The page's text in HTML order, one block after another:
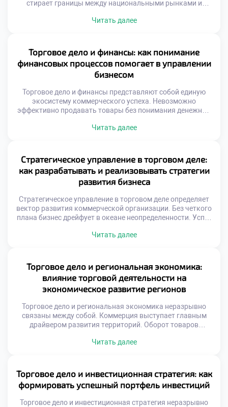
стирает границы между национальными рынками и
обязаны мыслить категориями международного обмена и
связей является обязательным условием
профессионализма. Международные цепочки поставок
связывают производителей и потребителей разных
континентов. […]
Читать далее
Торговое дело и финансы: как понимание
финансовых процессов помогает в управлении
бизнесом
Торговое дело и финансы представляют собой единую
экосистему коммерческого успеха. Невозможно
эффективно продавать товары без понимания денежных
для управленческих решений. Прибыль является лишь
Финансовая грамотность превращает интуицию в точный
расчет. Специальность готовит специалистов с
комплексным видением системы. Синергия дисциплин […]
Читать далее
Стратегическое управление в торговом деле:
как разрабатывать и реализовывать стратегии
развития бизнеса
Стратегическое управление в торговом деле определяет
вектор развития коммерческой организации. Без четкого
плана бизнес дрейфует в океане неопределенности. Успех
требует анализа внешней и внутренней среды. Рыночные
компании. Специальность «Торговое дело» формирует
системное стратегическое мышление. Студенты учатся
[…]
Читать далее
Торговое дело и региональная экономика:
влияние торговой деятельности на
экономическое развитие регионов
Торговое дело и региональная экономика неразрывно
связаны между собой. Коммерция выступает главным
драйвером развития территорий. Оборот товаров
активной торговли регион не может процветать
сектор создает рабочие места массово. Налоги от продаж
наполняют местные казны регулярно. Социальная
инфраструктура зависит напрямую […]
Читать далее
Торговое дело и инвестиционная стратегия: как
формировать успешный портфель инвестиций
Торговое дело и инвестиционная стратегия неразрывно